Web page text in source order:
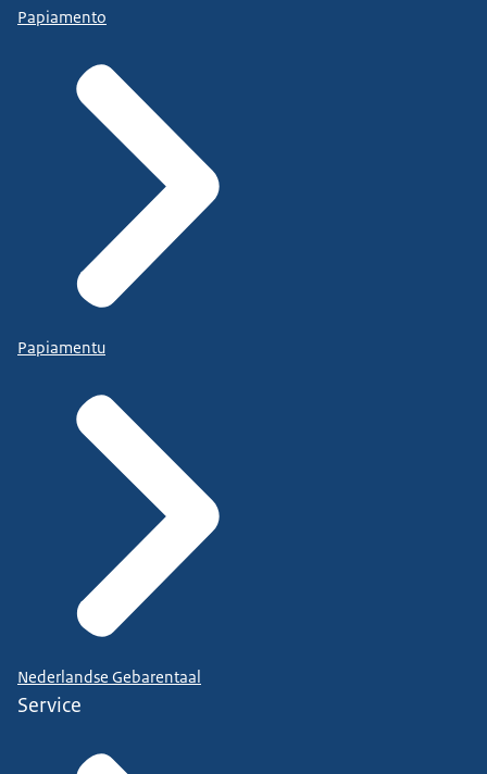
Papiamento
Papiamentu
Nederlandse Gebarentaal
Service